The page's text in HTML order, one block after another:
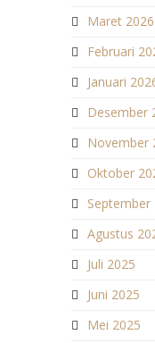
Maret 2026
Februari
Januari
Desember
November
Oktober
September
Agustus
Juli 2025
Juni 2025
Mei 2025